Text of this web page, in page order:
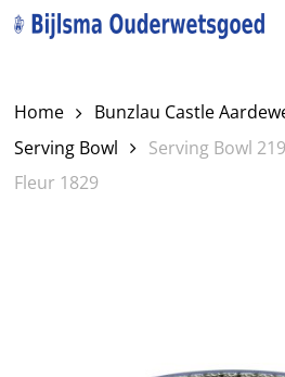
Skip
content
Home Bunzlau Castle
Serving Bowl
Serving Bowl
Fleur 1829